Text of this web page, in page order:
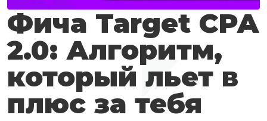
Фича Target CPA
2.0: Алгоритм,
который льет в
плюс за тебя